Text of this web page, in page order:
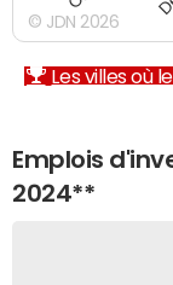
© JDN 2026
Les villes où
Emplois
2024**